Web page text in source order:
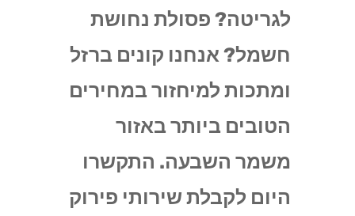
לגריטה? פסולת נחושת
חשמל? אנחנו קונים ברזל
ומתכות למיחזור במחירים
הטובים ביותר באזור
משמר השבעה. התקשרו
היום לקבלת שירותי פירוק